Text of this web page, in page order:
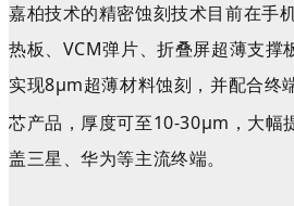
嘉柏技术的精密蚀刻技术目前在手
热板、VCM弹片、折叠屏超薄支撑
实现8μm超薄材料蚀刻，并配合终
芯产品，厚度可至10-30μm，大幅
盖三星、华为等主流终端。